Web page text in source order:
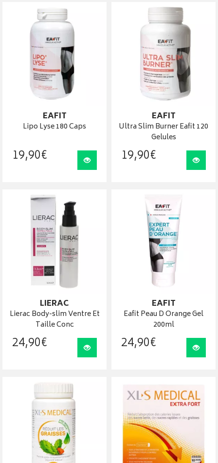
EAFIT
Lipo Lyse 180 Caps
19,90€ Visualiser
EAFIT
Ultra Slim Burner Eafit 120
Gelules
19,90€
LIERAC
Lierac Body-slim Ventre Et
Taille Conc
24,90€ Visualiser
EAFIT
Eafit Peau D Orange Gel
200ml
24,90€